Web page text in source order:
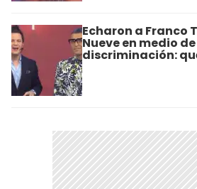
Echaron a Franco
Nueve en medio
discriminación: